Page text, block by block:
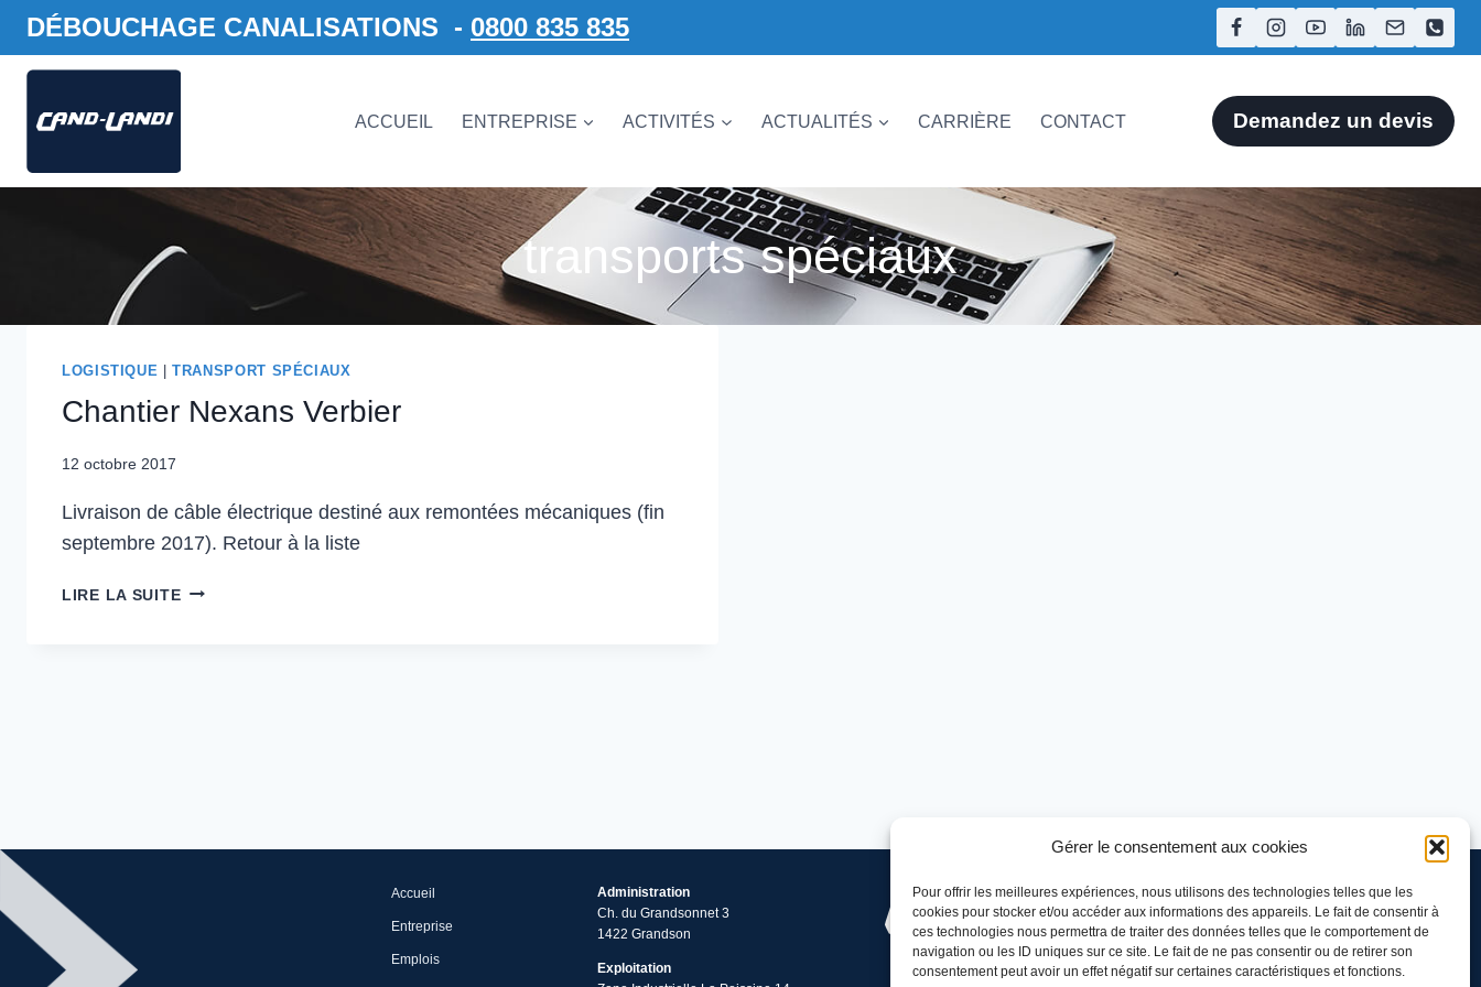
Gérer le consentement aux cookies
Pour offrir les meilleures expériences, nous utilisons des technologies telles que les
cookies pour stocker et/ou accéder aux informations des appareils. Le fait de consentir à
ces technologies nous permettra de traiter des données telles que le comportement de
navigation ou les ID uniques sur ce site. Le fait de ne pas consentir ou de retirer son
consentement peut avoir un effet négatif sur certaines caractéristiques et fonctions.
Aller
contenu
DÉBOUCHAGE CANALISATIONS - 0800 835 835
ACCUEIL ENTREPRISE ACTIVITÉS ACTUALITÉS CARRIÈRE CONTACT Demandez un devis
transports spéciaux
LOGISTIQUE |TRANSPORT SPÉCIAUX
Chantier Nexans Verbier
12 octobre 2017
Livraison de câble électrique destiné aux remontées mécaniques (fin
septembre 2017). Retour à la liste
LIRE LA SUITE CHANTIER
Accueil
Entreprise
Emplois
Administration
Ch. du Grandsonnet 3
1422 Grandson
Exploitation